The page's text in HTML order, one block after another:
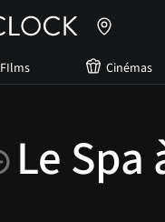
FIlms Cinémas
Le